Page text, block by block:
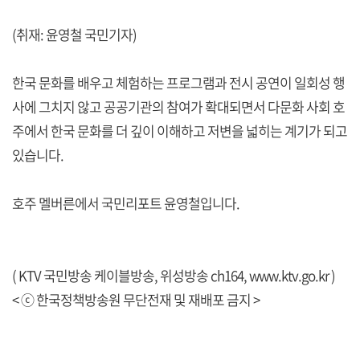
(취재: 윤영철 국민기자)
한국 문화를 배우고 체험하는 프로그램과 전시 공연이 일회성 행
사에 그치지 않고 공공기관의 참여가 확대되면서 다문화 사회 호
주에서 한국 문화를 더 깊이 이해하고 저변을 넓히는 계기가 되고
있습니다.
호주 멜버른에서 국민리포트 윤영철입니다.
( KTV 국민방송 케이블방송, 위성방송 ch164,www.ktv.go.kr)
< ⓒ 한국정책방송원 무단전재 및 재배포 금지 >